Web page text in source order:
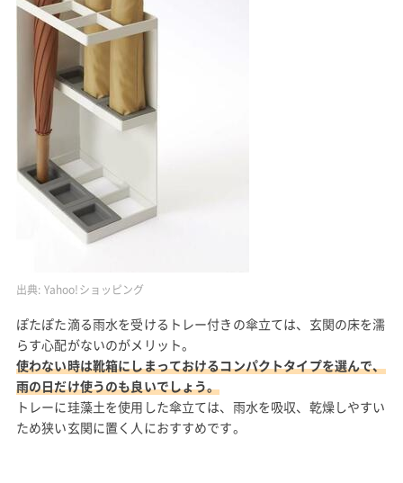
出典: Yahoo!ショッピング
ぽたぽた滴る雨水を受けるトレー付きの傘立ては、玄関の床を濡
らす心配がないのがメリット。
使わない時は靴箱にしまっておけるコンパクトタイプを選んで、
雨の日だけ使うのも良いでしょう。
トレーに珪藻土を使用した傘立ては、雨水を吸収、乾燥しやすい
ため狭い玄関に置く人におすすめです。